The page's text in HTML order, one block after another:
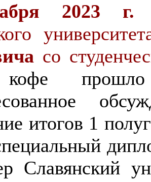
2023
со
прошло
итогов 1
Славянский